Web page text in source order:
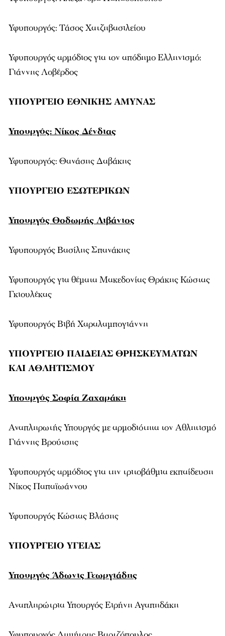
Υφυπουργός: Τάσος Χατζηβασιλείου
Υφυπουργός αρμόδιος για τον απόδημο Ελληνισμό:
Γιάννης Λοβέρδος
ΥΠΟΥΡΓΕΙΟ ΕΘΝΙΚΗΣ ΑΜΥΝΑΣ
Υπουργός: Νίκος Δένδιας
Υφυπουργός: Θανάσης Δαβάκης
ΥΠΟΥΡΓΕΙΟ ΕΣΩΤΕΡΙΚΩΝ
Υπουργός Θοδωρής Λιβάνιος
Υφυπουργός Βασίλης Σπανάκης
Υφυπουργός για θέματα Μακεδονίας Θράκης Κώστας
Γκιουλέκας
Υφυπουργός Βιβή Χαραλαμπογιάννη
ΥΠΟΥΡΓΕΙΟ ΠΑΙΔΕΙΑΣ ΘΡΗΣΚΕΥΜΑΤΩΝ
ΚΑΙ ΑΘΛΗΤΙΣΜΟΥ
Υπουργός Σοφία Ζαχαράκη
Αναπληρωτής Υπουργός με αρμοδιότητα τον Αθλητισμό
Γιάννης Βρούτσης
Υφυπουργός αρμόδιος για την τριτοβάθμια εκπαίδευση
Νίκος Παπαϊωάννου
Υφυπουργός Κώστας Βλάσης
ΥΠΟΥΡΓΕΙΟ ΥΓΕΙΑΣ
Υπουργός Άδωνις Γεωργιάδης
Αναπληρώτρια Υπουργός Ειρήνη Αγαπηδάκη